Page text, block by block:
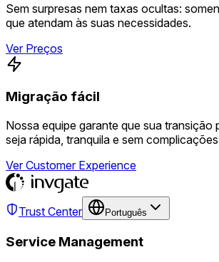
Sem surpresas nem taxas ocultas:
que atendam às suas necessidades.
Ver Preços
Migração fácil
Nossa equipe garante que sua transição
seja rápida, tranquila e sem
Ver Customer Experience
Trust Center Português
Service Management